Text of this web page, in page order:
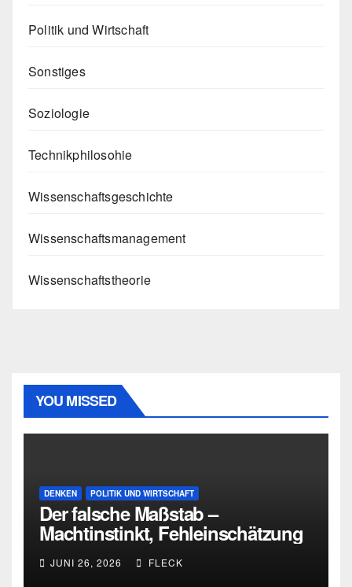
Politik und Wirtschaft
Sonstiges
Soziologie
Technikphilosohie
Wissenschaftsgeschichte
Wissenschaftsmanagement
Wissenschaftstheorie
YOU MISSED
DENKEN POLITIK UND WIRTSCHAFT
Der falsche Maßstab –
Machtinstinkt, Fehleinschätzung
und die Grenzen intellektueller
Urteilskraft
JUNI 26, 2026 FLECK